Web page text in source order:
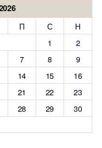
П С
Н
1
2
7 8
9
14 15
16
21 22
23
28 29
30